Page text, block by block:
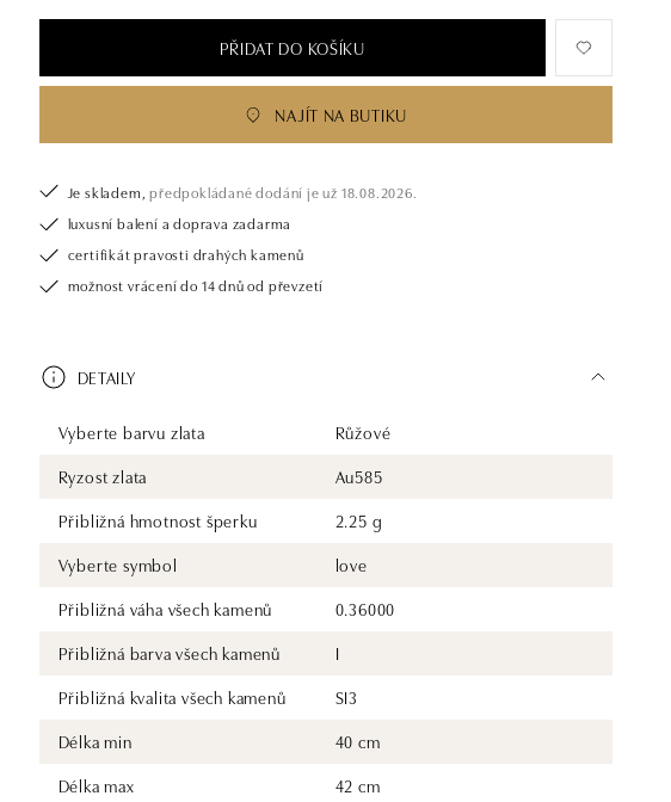
PŘIDAT DO KOŠÍKU
NAJÍT NA BUTIKU
Je skladem, předpokládané dodání je už 18.08.2026.
luxusní balení a doprava zadarma
certifikát pravosti drahých kamenů
možnost vrácení do 14 dnů od převzetí
DETAILY
Vyberte barvu zlata
Růžové
Ryzost zlata
Au585
Přibližná hmotnost šperku
2.25 g
Vyberte symbol
love
Přibližná váha všech kamenů
0.36000
Přibližná barva všech kamenů
I
Přibližná kvalita všech kamenů
SI3
Délka min
40 cm
Délka max
42 cm